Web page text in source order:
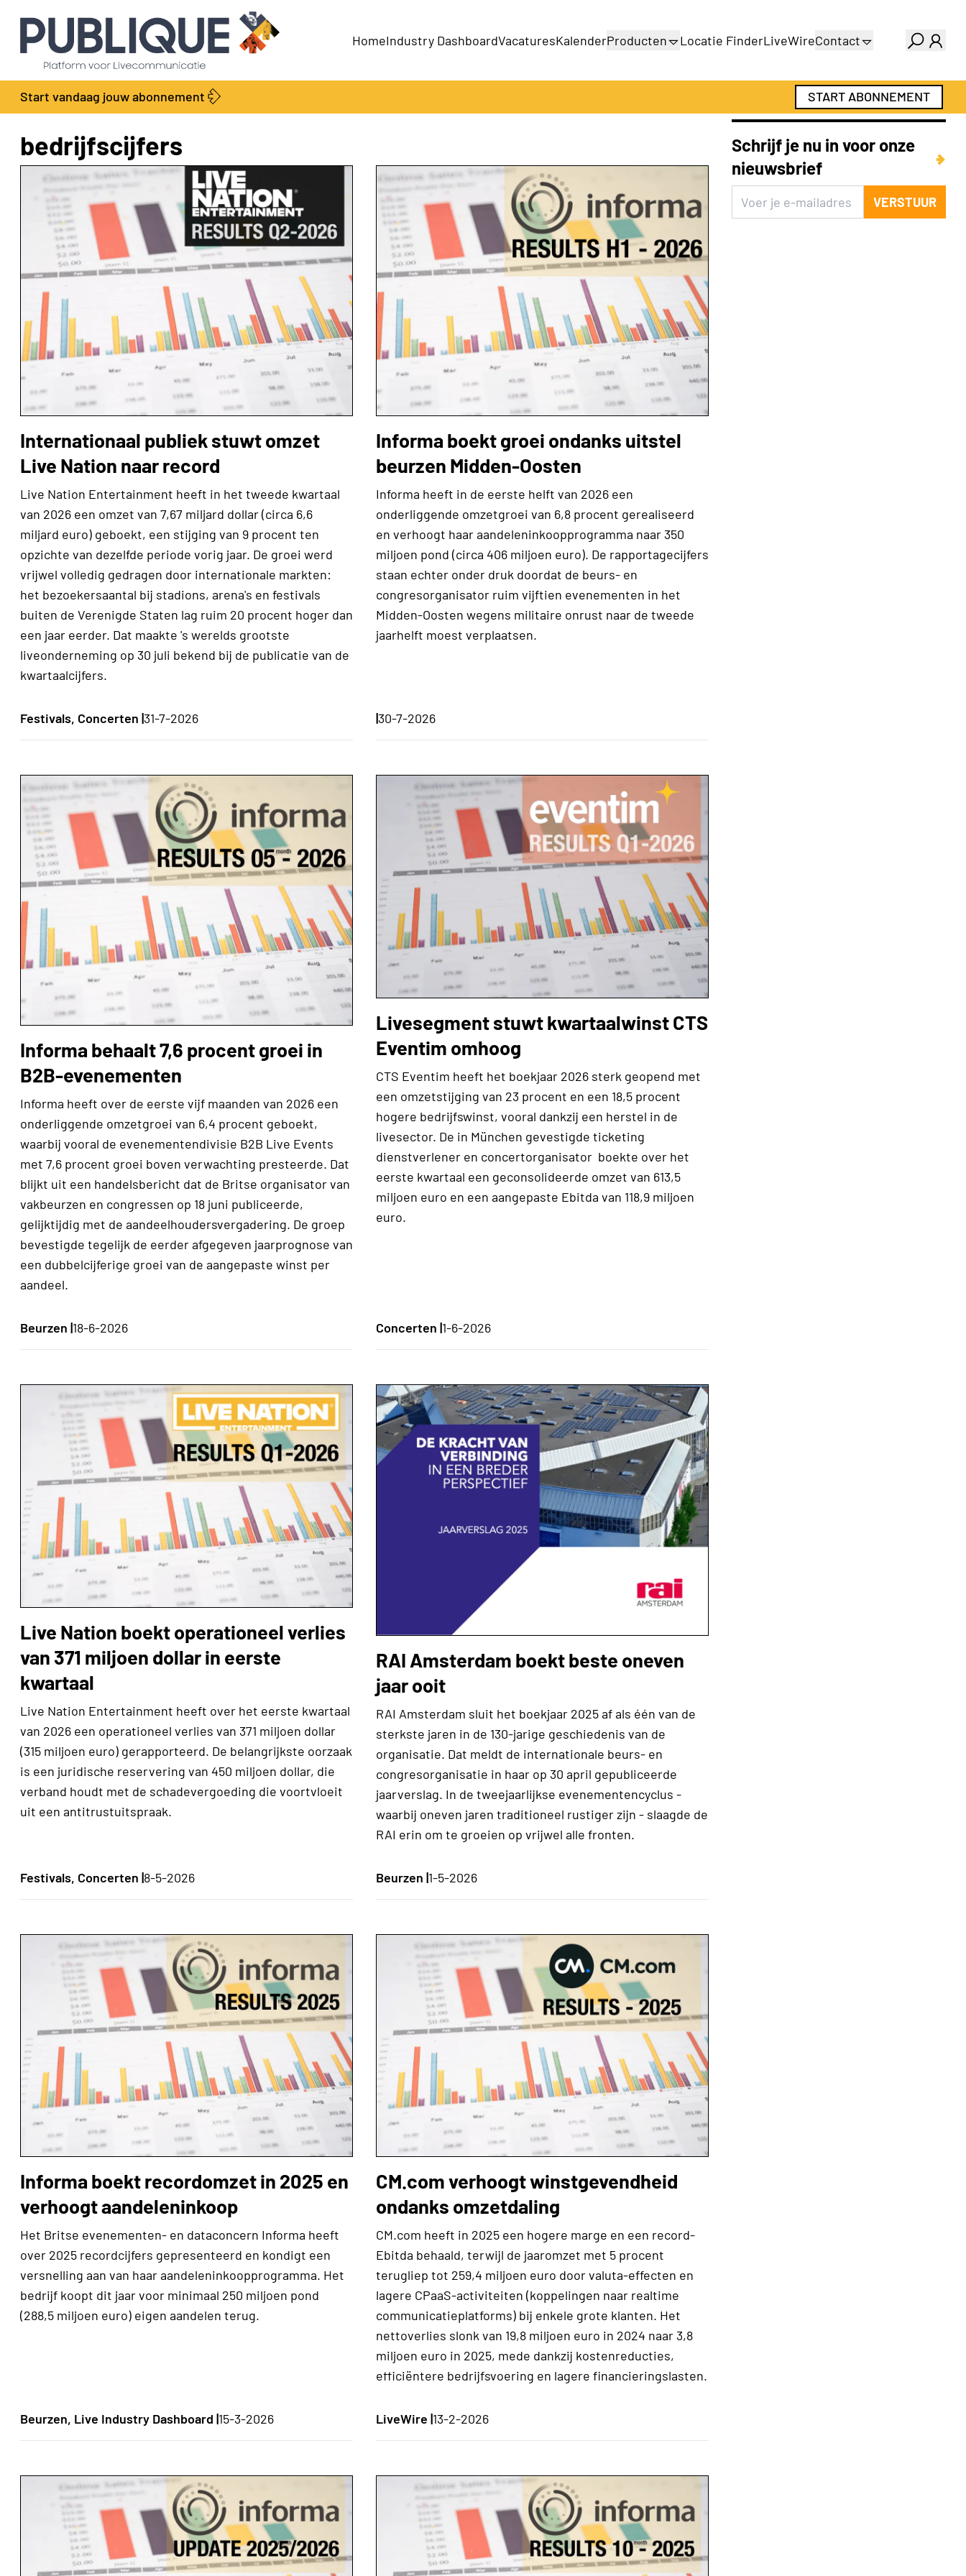
HomeIndustry DashboardVacaturesKalenderProducten
Productengids
Locatie FinderLiveWireContact
Adverteren
Abonnementen
Start vandaag jouw abonnement START ABONNEMENT
bedrijfscijfers
Internationaal publiek stuwt omzet
Live Nation naar record
Live Nation Entertainment heeft in het tweede kwartaal
van 2026 een omzet van 7,67 miljard dollar (circa 6,6
miljard euro) geboekt, een stijging van 9 procent ten
opzichte van dezelfde periode vorig jaar. De groei werd
vrijwel volledig gedragen door internationale markten:
het bezoekersaantal bij stadions, arena's en festivals
buiten de Verenigde Staten lag ruim 20 procent hoger dan
een jaar eerder. Dat maakte 's werelds grootste
liveonderneming op 30 juli bekend bij de publicatie van de
kwartaalcijfers.
Festivals, Concerten |31-7-2026
Informa boekt groei ondanks uitstel
beurzen Midden-Oosten
Informa heeft in de eerste helft van 2026 een
onderliggende omzetgroei van 6,8 procent gerealiseerd
en verhoogt haar aandeleninkoopprogramma naar 350
miljoen pond (circa 406 miljoen euro). De rapportagecijfers
staan echter onder druk doordat de beurs- en
congresorganisator ruim vijftien evenementen in het
Midden-Oosten wegens militaire onrust naar de tweede
jaarhelft moest verplaatsen.
|30-7-2026
Informa behaalt 7,6 procent groei in
B2B-evenementen
Informa heeft over de eerste vijf maanden van 2026 een
onderliggende omzetgroei van 6,4 procent geboekt,
waarbij vooral de evenementendivisie B2B Live Events
met 7,6 procent groei boven verwachting presteerde. Dat
blijkt uit een handelsbericht dat de Britse organisator van
vakbeurzen en congressen op 18 juni publiceerde,
gelijktijdig met de aandeelhoudersvergadering. De groep
bevestigde tegelijk de eerder afgegeven jaarprognose van
een dubbelcijferige groei van de aangepaste winst per
aandeel.
Beurzen |18-6-2026
Livesegment stuwt kwartaalwinst CTS
Eventim omhoog
CTS Eventim heeft het boekjaar 2026 sterk geopend met
een omzetstijging van 23 procent en een 18,5 procent
hogere bedrijfswinst, vooral dankzij een herstel in de
livesector. De in München gevestigde ticketing
dienstverlener en concertorganisator boekte over het
eerste kwartaal een geconsolideerde omzet van 613,5
miljoen euro en een aangepaste Ebitda van 118,9 miljoen
euro.
Concerten |1-6-2026
Live Nation boekt operationeel verlies
van 371 miljoen dollar in eerste
kwartaal
Live Nation Entertainment heeft over het eerste kwartaal
van 2026 een operationeel verlies van 371 miljoen dollar
(315 miljoen euro) gerapporteerd. De belangrijkste oorzaak
is een juridische reservering van 450 miljoen dollar, die
verband houdt met de schadevergoeding die voortvloeit
uit een antitrustuitspraak.
Festivals, Concerten |8-5-2026
RAI Amsterdam boekt beste oneven
jaar ooit
RAI Amsterdam sluit het boekjaar 2025 af als één van de
sterkste jaren in de 130-jarige geschiedenis van de
organisatie. Dat meldt de internationale beurs- en
congresorganisatie in haar op 30 april gepubliceerde
jaarverslag. In de tweejaarlijkse evenementencyclus -
waarbij oneven jaren traditioneel rustiger zijn - slaagde de
RAI erin om te groeien op vrijwel alle fronten.
Beurzen |1-5-2026
Informa boekt recordomzet in 2025 en
verhoogt aandeleninkoop
Het Britse evenementen- en dataconcern Informa heeft
over 2025 recordcijfers gepresenteerd en kondigt een
versnelling aan van haar aandeleninkoop­programma. Het
bedrijf koopt dit jaar voor minimaal 250 miljoen pond
(288,5 miljoen euro) eigen aandelen terug.
Beurzen, Live Industry Dashboard |15-3-2026
CM.com verhoogt winstgevendheid
ondanks omzetdaling
CM.com heeft in 2025 een hogere marge en een record-
Ebitda behaald, terwijl de jaaromzet met 5 procent
terugliep tot 259,4 miljoen euro door valuta-effecten en
lagere CPaaS-activiteiten (koppelingen naar realtime
communicatieplatforms) bij enkele grote klanten. Het
nettoverlies slonk van 19,8 miljoen euro in 2024 naar 3,8
miljoen euro in 2025, mede dankzij kostenreducties,
efficiëntere bedrijfsvoering en lagere financieringslasten.
LiveWire |13-2-2026
Schrijf je nu in voor onze
nieuwsbrief
VERSTUUR